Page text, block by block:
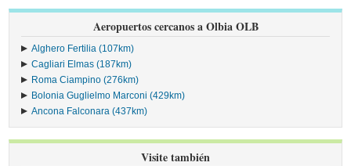
Aeropuertos cercanos a Olbia OLB
Alghero Fertilia (107km)
Cagliari Elmas (187km)
Roma Ciampino (276km)
Bolonia Guglielmo Marconi (429km)
Ancona Falconara (437km)
Visite también